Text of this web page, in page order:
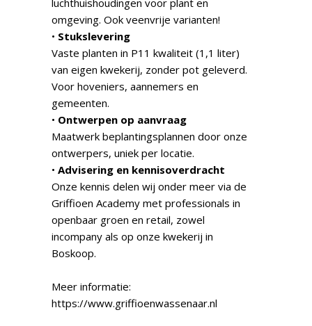
luchthuishoudingen voor plant en
omgeving. Ook veenvrije varianten!
• Stukslevering
Vaste planten in P11 kwaliteit (1,1 liter)
van eigen kwekerij, zonder pot geleverd.
Voor hoveniers, aannemers en
gemeenten.
• Ontwerpen op aanvraag
Maatwerk beplantingsplannen door onze
ontwerpers, uniek per locatie.
• Advisering en kennisoverdracht
Onze kennis delen wij onder meer via de
Griffioen Academy met professionals in
openbaar groen en retail, zowel
incompany als op onze kwekerij in
Boskoop.
Meer informatie:
https://www.griffioenwassenaar.nl